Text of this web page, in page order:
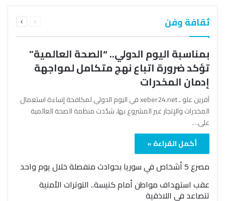
ثقافة وفن الصفحةالصفحة
بمناسبة اليوم الدولي.. “الصحة العالمية”
تؤكد ضرورة اتباع نهج متكامل لمواجهة
إدمان المخدرات
آفرين علو ـ xeber24.net في اليوم الدولي لمكافحة إساءة استعمال
المخدرات والإتجار غير المشروع بها، شدّدت منظمة الصحة العالمية
على…
أكمل القراءة »
مصرع 5 أشخاص في سوريا بحوادث منفصلة خلال يوم واحد
عقب استهداف مواطن أمام كنيسة.. التوترات الأمنية
تتصاعد في اللاذقية